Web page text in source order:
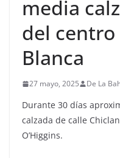
media
del centro
Blanca
27 mayo, 2025 De La
Durante 30 días
calzada de calle
O’Higgins.